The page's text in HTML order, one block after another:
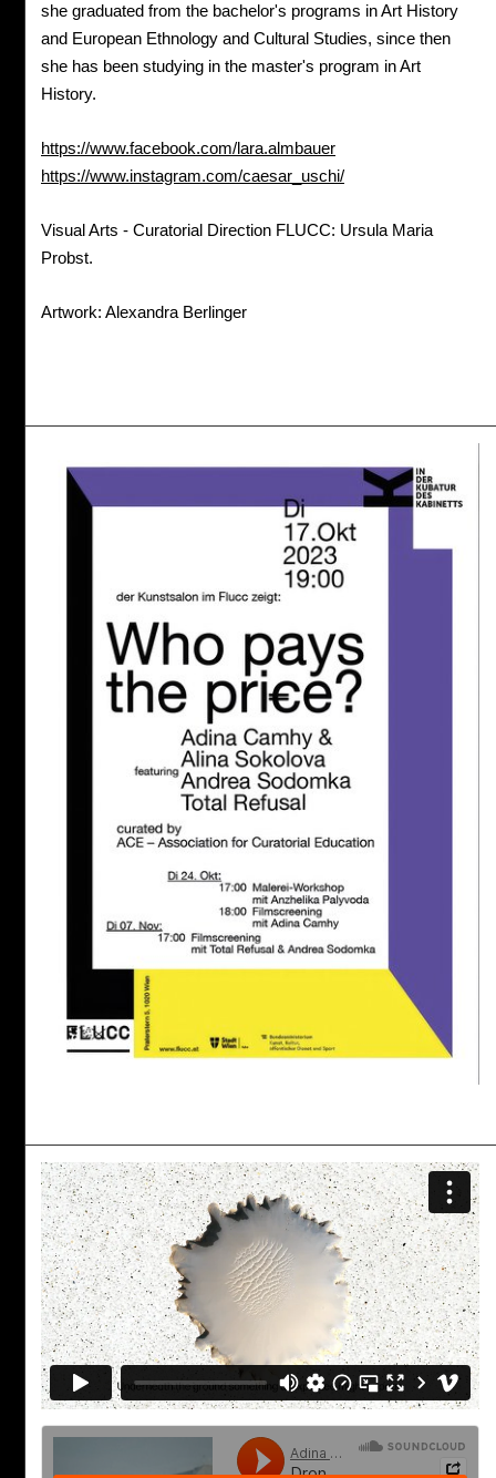
she graduated from the bachelor's programs in Art History
and European Ethnology and Cultural Studies, since then
she has been studying in the master's program in Art
History.
https://www.facebook.com/lara.almbauer
https://www.instagram.com/caesar_uschi/
Visual Arts - Curatorial Direction FLUCC: Ursula Maria
Probst.
Artwork: Alexandra Berlinger
Start
Anreise
Kontakt
Impressum
Privacy Policy
FÖRDERGEBER:INNEN & SPONSOREN